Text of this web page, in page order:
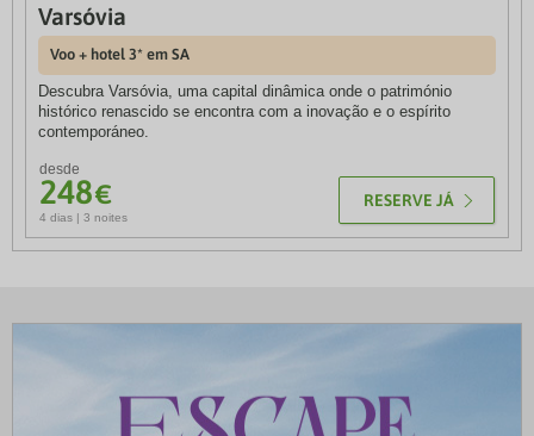
Varsóvia
Voo + hotel 3* em SA
Descubra Varsóvia, uma capital dinâmica onde o património
histórico renascido se encontra com a inovação e o espírito
contemporáneo.
desde
248€
4 dias | 3 noites
RESERVE JÁ
Colónia
Voo + Hotel 4* em SA
Colónia encanta com a sua imponente catedral, o charme das
margens do Reno e uma atmosfera acolhedora que combina
história, cultura e modernidade.
desde
290€
4 dias | 3 noites
RESERVE JÁ